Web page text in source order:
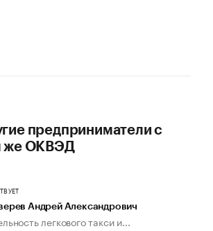
предприниматели с
же ОКВЭД
Андрей Александрович
легкового такси и...